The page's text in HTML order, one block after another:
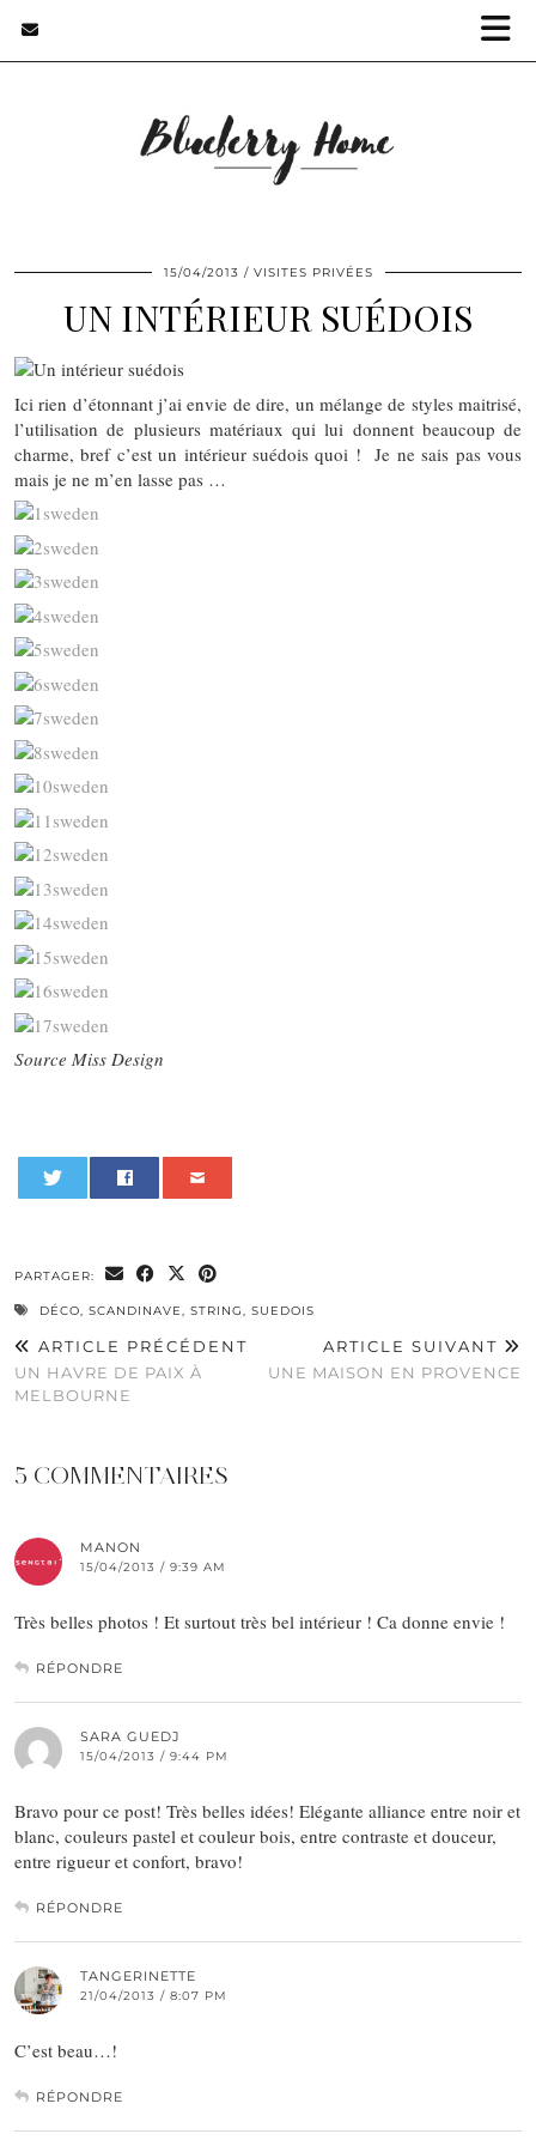
15/04/2013 VISITES PRIVÉES
UN INTÉRIEUR SUÉDOIS
Ici rien d’étonnant j’ai envie de dire, un mélange de styles maitrisé,
l’utilisation de plusieurs matériaux qui lui donnent beaucoup de
charme, bref c’est un intérieur suédois quoi ! Je ne sais pas vous
mais je ne m’en lasse pas …
Source Miss Design
PARTAGER:
DÉCO, SCANDINAVE, STRING, SUEDOIS
ARTICLE PRÉCÉDENT
UN HAVRE DE PAIX À
MELBOURNE
ARTICLE SUIVANT
UNE MAISON EN PROVENCE
5 COMMENTAIRES
MANON
15/04/2013 / 9:39 AM
Très belles photos ! Et surtout très bel intérieur ! Ca donne envie !
RÉPONDRE
SARA GUEDJ
15/04/2013 / 9:44 PM
Bravo pour ce post! Très belles idées! Elégante alliance entre noir et
blanc, couleurs pastel et couleur bois, entre contraste et douceur,
entre rigueur et confort, bravo!
RÉPONDRE
TANGERINETTE
21/04/2013 / 8:07 PM
C’est beau…!
RÉPONDRE